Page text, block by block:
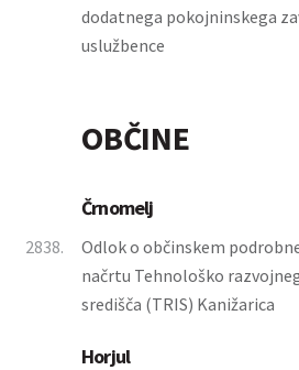
dodatnega pokojninskega
uslužbence
OBČINE
Črnomelj
2838.
Odlok o občinskem
načrtu Tehnološko
središča (TRIS) Kanižarica
Horjul